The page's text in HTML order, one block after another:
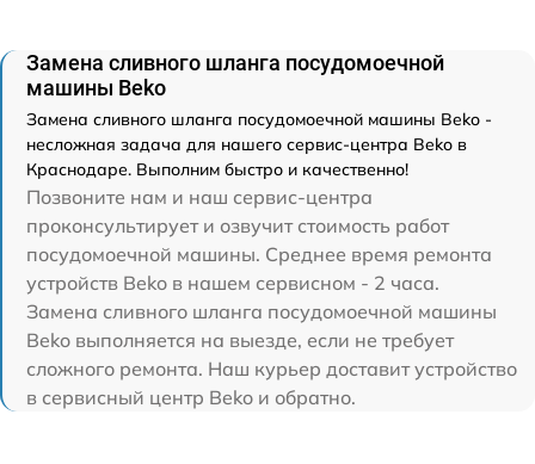
Замена сливного шланга посудомоечной
машины Beko
Замена сливного шланга посудомоечной машины Beko -
несложная задача для нашего сервис-центра Beko в
Краснодаре. Выполним быстро и качественно!
Позвоните нам и наш сервис-центра
проконсультирует и озвучит стоимость работ
посудомоечной машины. Среднее время ремонта
устройств Beko в нашем сервисном - 2 часа.
Замена сливного шланга посудомоечной машины
Beko выполняется на выезде, если не требует
сложного ремонта. Наш курьер доставит устройство
в сервисный центр Beko и обратно.